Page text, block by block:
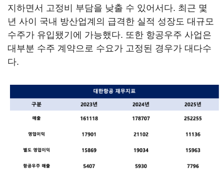
지하면서 고정비 부담을 낮출 수 있어서다. 최근 몇
년 사이 국내 방산업계의 급격한 실적 성장도 대규모
수주가 유입됐기에 가능했다. 또한 항공우주 사업은
대부분 수주 계약으로 수요가 고정된 경우가 대다수
다.